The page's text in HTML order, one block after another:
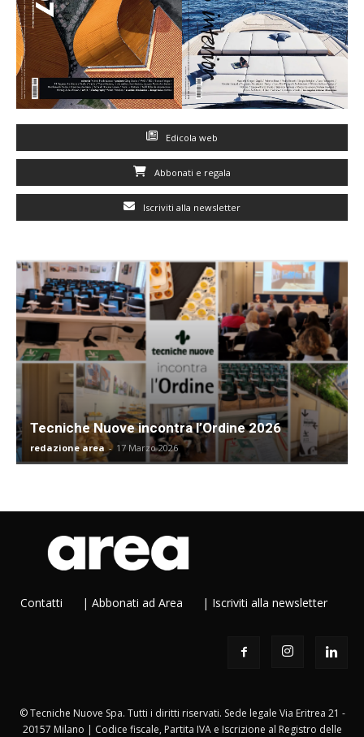
Edicola web
Abbonati e regala
Iscriviti alla newsletter
Tecniche Nuove incontra l’Ordine 2026
redazione area - 17 Marzo 2026
Contatti | Abbonati ad Area | Iscriviti alla newsletter
© Tecniche Nuove Spa. Tutti i diritti riservati. Sede legale Via Eritrea 21 -
20157 Milano | Codice fiscale, Partita IVA e Iscrizione al Registro delle